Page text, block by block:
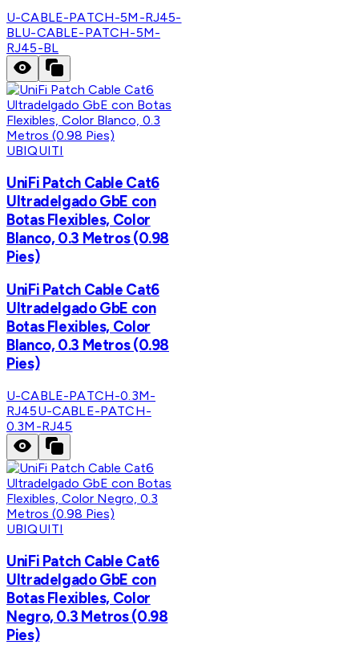
U-CABLE-PATCH-5M-RJ45-
BLU-CABLE-PATCH-5M-
RJ45-BL
UBIQUITI
UniFi Patch Cable Cat6
Ultradelgado GbE con
Botas Flexibles, Color
Blanco, 0.3 Metros (0.98
Pies)
UniFi Patch Cable Cat6
Ultradelgado GbE con
Botas Flexibles, Color
Blanco, 0.3 Metros (0.98
Pies)
U-CABLE-PATCH-0.3M-
RJ45U-CABLE-PATCH-
0.3M-RJ45
UBIQUITI
UniFi Patch Cable Cat6
Ultradelgado GbE con
Botas Flexibles, Color
Negro, 0.3 Metros (0.98
Pies)